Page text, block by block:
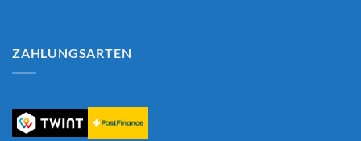
ZAHLUNGSARTEN